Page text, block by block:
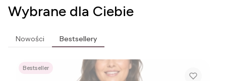
Wybrane dla Ciebie
Nowości Bestsellery
Bestseller